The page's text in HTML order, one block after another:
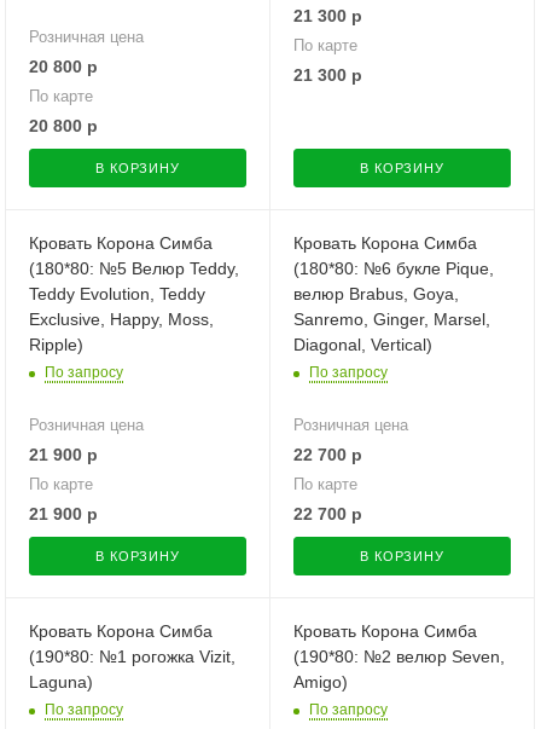
Розничная цена
20 800 р
По карте
20 800 р
В КОРЗИНУ
21 300 р
По карте
21 300 р
В КОРЗИНУ
Кровать Корона Симба
(180*80: №5 Велюр Teddy,
Teddy Evolution, Teddy
Exclusive, Happy, Moss,
Ripple)
По запросу
Розничная цена
21 900 р
По карте
21 900 р
В КОРЗИНУ
Кровать Корона Симба
(180*80: №6 букле Pique,
велюр Brabus, Goya,
Sanremo, Ginger, Marsel,
Diagonal, Vertical)
По запросу
Розничная цена
22 700 р
По карте
22 700 р
В КОРЗИНУ
Кровать Корона Симба
(190*80: №1 рогожка Vizit,
Laguna)
По запросу
Кровать Корона Симба
(190*80: №2 велюр Seven,
Amigo)
По запросу